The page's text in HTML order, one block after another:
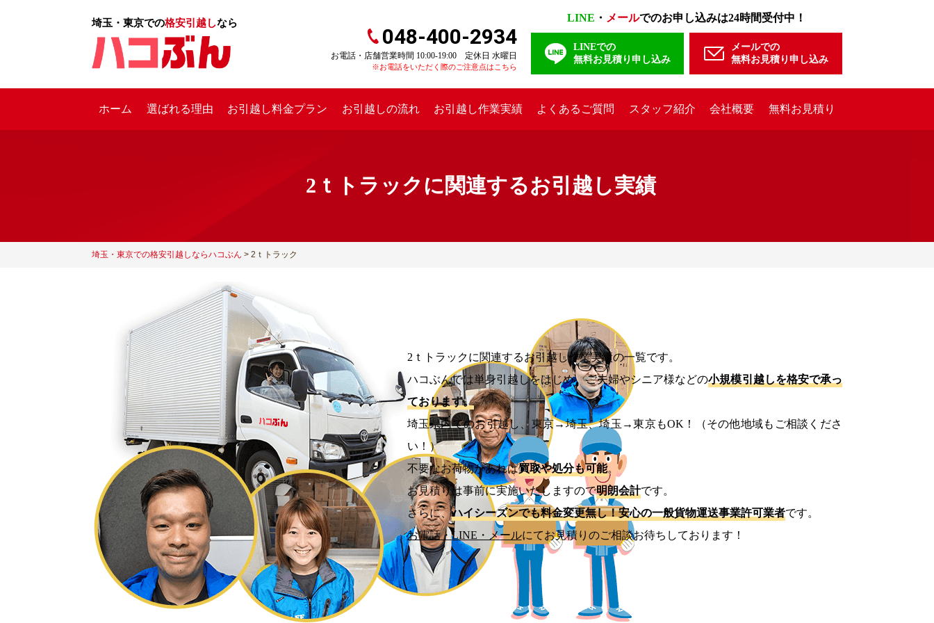
埼玉・東京での格安引越しなら
048-400-2934
お電話・店舗営業時間 10:00-19:00 定休日 水曜日
※お電話をいただく際のご注意点はこちら
LINE ・ メールでのお申し込みは24時間受付中！
LINEでの
無料お見積り申し込み
メールでの
無料お見積り申し込み
ホーム 選ばれる理由 お引越し料金プラン お引越しの流れ お引越し作業実績 よくあるご質問 スタッフ紹介 会社概要 無料お見積り
2ｔトラックに関連するお引越し実績
埼玉・東京での格安引越しならハコぶん > 2ｔトラック
2ｔトラックに関連するお引越し作業実績の一覧です。
ハコぶんでは単身引越しをはじめ、ご夫婦やシニア様などの小規模引越しを格安で承っ
ております。
埼玉県内でのお引越し、東京→埼玉、埼玉→東京もOK！（その他地域もご相談くださ
い！）
不要なお荷物があれば買取や処分も可能。
お見積りは事前に実施いたしますので明朗会計です。
さらに、ハイシーズンでも料金変更無し！安心の一般貨物運送事業許可業者です。
お電話・LINE・メールにてお見積りのご相談お待ちしております！